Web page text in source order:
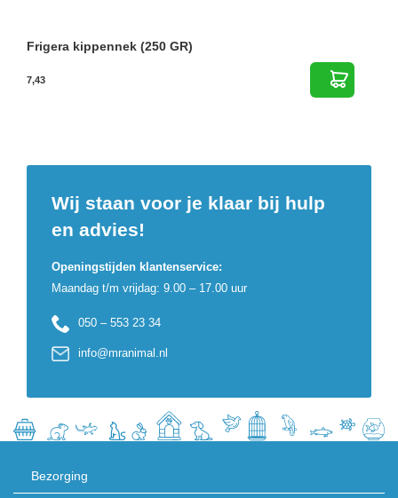
Frigera kippennek (250 GR)
7,43
Wij staan voor je klaar bij hulp
en advies!
Openingstijden klantenservice:
Maandag t/m vrijdag: 9.00 – 17.00 uur
050 – 553 23 34
info@mranimal.nl
Bezorging